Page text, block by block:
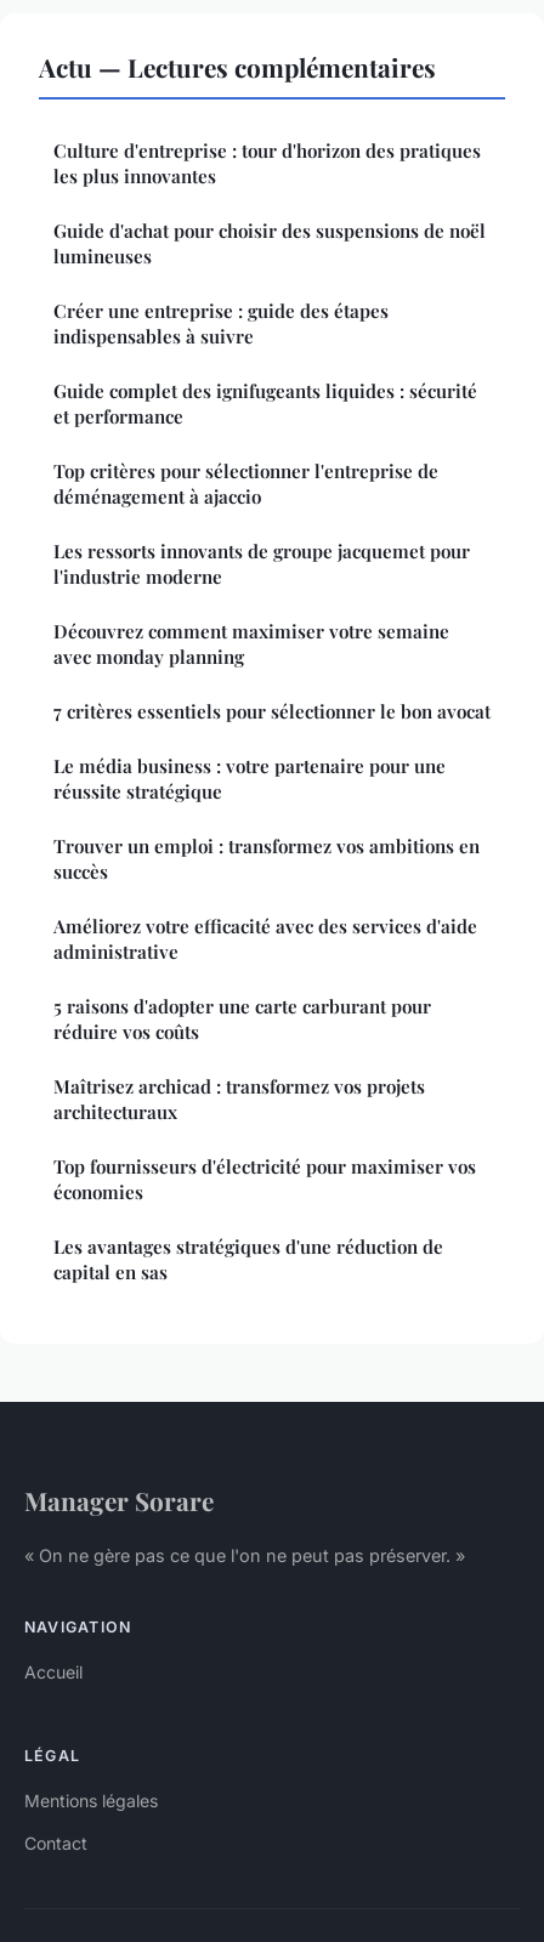
Actu — Lectures complémentaires
Culture d'entreprise : tour d'horizon des pratiques
les plus innovantes
Guide d'achat pour choisir des suspensions de noël
lumineuses
Créer une entreprise : guide des étapes
indispensables à suivre
Guide complet des ignifugeants liquides : sécurité
et performance
Top critères pour sélectionner l'entreprise de
déménagement à ajaccio
Les ressorts innovants de groupe jacquemet pour
l'industrie moderne
Découvrez comment maximiser votre semaine
avec monday planning
7 critères essentiels pour sélectionner le bon avocat
Le média business : votre partenaire pour une
réussite stratégique
Trouver un emploi : transformez vos ambitions en
succès
Améliorez votre efficacité avec des services d'aide
administrative
5 raisons d'adopter une carte carburant pour
réduire vos coûts
Maîtrisez archicad : transformez vos projets
architecturaux
Top fournisseurs d'électricité pour maximiser vos
économies
Les avantages stratégiques d'une réduction de
capital en sas
Manager Sorare
« On ne gère pas ce que l'on ne peut pas préserver. »
NAVIGATION
Accueil
LÉGAL
Mentions légales
Contact